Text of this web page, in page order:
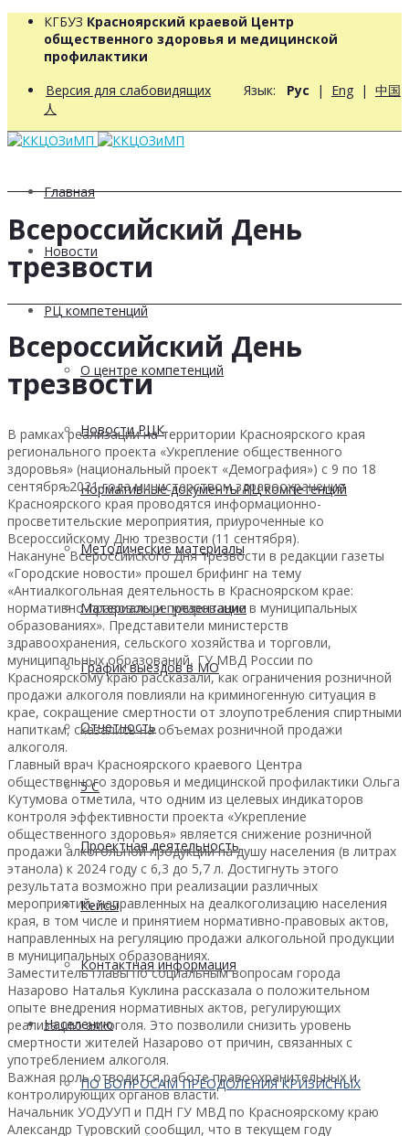
КГБУЗ Красноярский краевой Центр
общественного здоровья и медицинской
профилактики
Версия для слабовидящих Язык: Рус | Eng | 中国
人
Главная
Новости
РЦ компетенций
О центре компетенций
Новости РЦК
Нормативные документы РЦ компетенций
Методические материалы
Материалы и презентации
График выездов в МО
Отчетность
5 С
Проектная деятельность
Кейсы
Контактная информация
Населению
ПО ВОПРОСАМ ПРЕОДОЛЕНИЯ КРИЗИСНЫХ
Всероссийский День
трезвости
Всероссийский День
трезвости
В рамках реализации на территории Красноярского края
регионального проекта «Укрепление общественного
здоровья» (национальный проект «Демография») с 9 по 18
сентября 2021 года министерством здравоохранения
Красноярского края проводятся информационно-
просветительские мероприятия, приуроченные ко
Всероссийскому Дню трезвости (11 сентября).
Накануне Всероссийского Дня трезвости в редакции газеты
«Городские новости» прошел брифинг на тему
«Антиалкогольная деятельность в Красноярском крае:
нормативно-правовое регулирование в муниципальных
образованиях». Представители министерств
здравоохранения, сельского хозяйства и торговли,
муниципальных образований, ГУ МВД России по
Красноярскому краю рассказали, как ограничения розничной
продажи алкоголя повлияли на криминогенную ситуация в
крае, сокращение смертности от злоупотребления спиртными
напиткам, сказались на объемах розничной продажи
алкоголя.
Главный врач Красноярского краевого Центра
общественного здоровья и медицинской профилактики Ольга
Кутумова отметила, что одним из целевых индикаторов
контроля эффективности проекта «Укрепление
общественного здоровья» является снижение розничной
продажи алкогольной продукции на душу населения (в литрах
этанола) к 2024 году с 6,3 до 5,7 л. Достигнуть этого
результата возможно при реализации различных
мероприятий, направленных на деалкоголизацию населения
края, в том числе и принятием нормативно-правовых актов,
направленных на регуляцию продажи алкогольной продукции
в муниципальных образованиях.
Заместитель главы по социальным вопросам города
Назарово Наталья Куклина рассказала о положительном
опыте внедрения нормативных актов, регулирующих
реализацию алкоголя. Это позволили снизить уровень
смертности жителей Назарово от причин, связанных с
употреблением алкоголя.
Важная роль отводится работе правоохранительных и
контролирующих органов власти.
Начальник УОДУУП и ПДН ГУ МВД по Красноярскому краю
Александр Туровский сообщил, что в текущем году